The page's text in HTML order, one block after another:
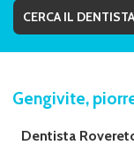
Gengivite,
Dentista